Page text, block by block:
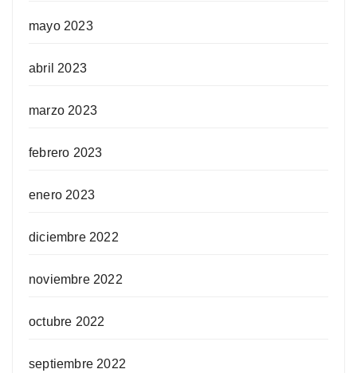
mayo 2023
abril 2023
marzo 2023
febrero 2023
enero 2023
diciembre 2022
noviembre 2022
octubre 2022
septiembre 2022